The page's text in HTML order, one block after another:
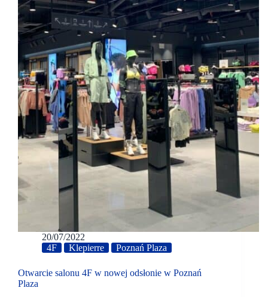
20/07/2022
4F
Klepierre Poznań Plaza
Otwarcie salonu 4F w nowej odsłonie w Poznań
Plaza